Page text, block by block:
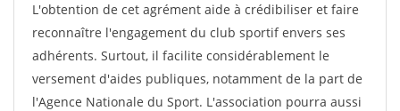
L'obtention de cet agrément aide à crédibiliser et faire
reconnaître l'engagement du club sportif envers ses
adhérents. Surtout, il facilite considérablement le
versement d'aides publiques, notamment de la part de
l'Agence Nationale du Sport. L'association pourra aussi